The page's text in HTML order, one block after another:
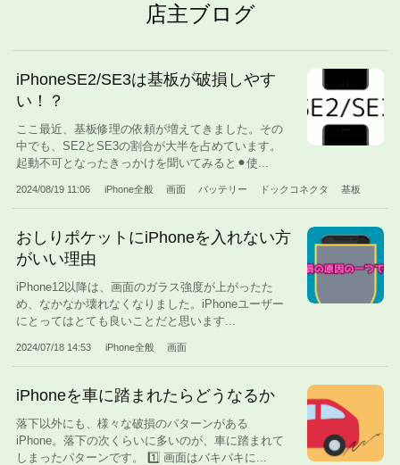
店主ブログ
iPhoneSE2/SE3は基板が破損しやす
い！？
ここ最近、基板修理の依頼が増えてきました。その
中でも、SE2とSE3の割合が大半を占めています。
起動不可となったきっかけを聞いてみると⚫︎使...
2024/08/19 11:06 iPhone全般 画面 バッテリー ドックコネクタ 基板
おしりポケットにiPhoneを入れない方
がいい理由
iPhone12以降は、画面のガラス強度が上がったた
め、なかなか壊れなくなりました。iPhoneユーザー
にとってはとても良いことだと思います...
2024/07/18 14:53 iPhone全般 画面
iPhoneを車に踏まれたらどうなるか
落下以外にも、様々な破損のパターンがある
iPhone。落下の次くらいに多いのが、車に踏まれて
しまったパターンです。 1️⃣ 画面はバキバキに...